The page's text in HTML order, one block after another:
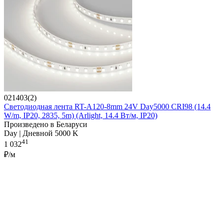
021403(2)
Светодиодная лента RT-A120-8mm 24V Day5000 CRI98 (14.4
W/m, IP20, 2835, 5m) (Arlight, 14.4 Вт/м, IP20)
Произведено в Беларуси
Day | Дневной 5000 K
1 03241
₽/м